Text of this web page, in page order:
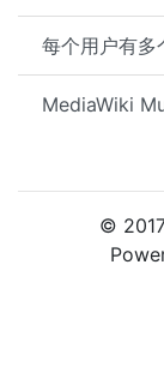
每个用户有多
MediaWiki
©